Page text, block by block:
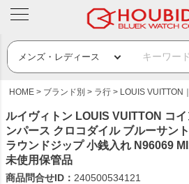
HOME ブランド別 ラ行 LOUIS VUITTON
ルイヴィトン LOUIS VUITTON コ
ンパース クロコダイル ブルーサン
ラウンドジップ 小銭入れ N96069
未使用保管品
商品問合せID： 240500534121